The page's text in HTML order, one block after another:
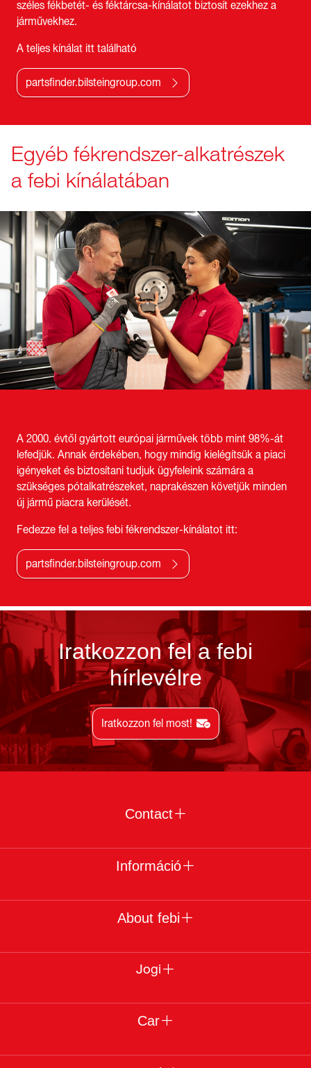
széles fékbetét- és féktárcsa-kínálatot biztosít ezekhez a
járművekhez.
A teljes kínálat itt található
partsfinder.bilsteingroup.com
Egyéb fékrendszer-alkatrészek
a febi kínálatában
A 2000. évtől gyártott európai járművek több mint 98%-át
lefedjük. Annak érdekében, hogy mindig kielégítsük a piaci
igényeket és biztosítani tudjuk ügyfeleink számára a
szükséges pótalkatrészeket, naprakészen követjük minden
új jármű piacra kerülését.
Fedezze fel a teljes febi fékrendszer-kínálatot itt:
partsfinder.bilsteingroup.com
Iratkozzon fel a febi
hírlevélre
Iratkozzon fel most!
Contact
Információ
About febi
Jogi
Car